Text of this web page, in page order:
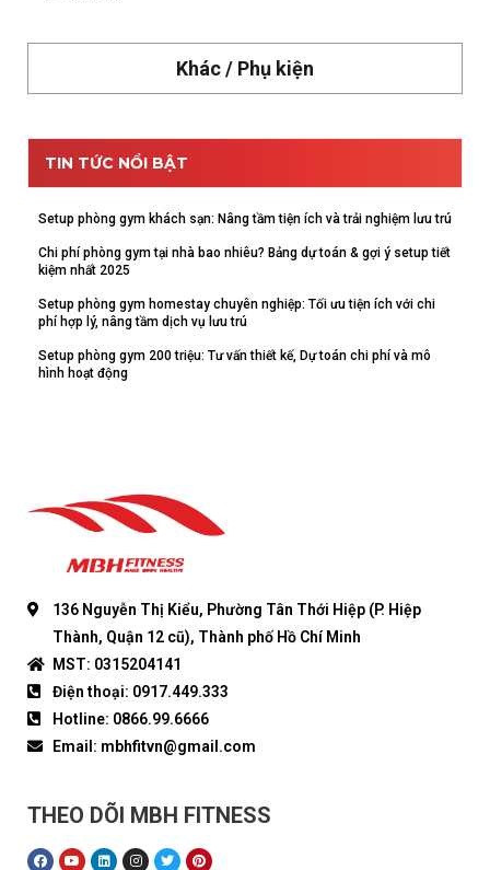
Khác / Phụ kiện
TIN TỨC NỔI BẬT
Setup phòng gym khách sạn: Nâng tầm tiện ích và trải nghiệm lưu trú
Chi phí phòng gym tại nhà bao nhiêu? Bảng dự toán & gợi ý setup tiết
kiệm nhất 2025
Setup phòng gym homestay chuyên nghiệp: Tối ưu tiện ích với chi
phí hợp lý, nâng tầm dịch vụ lưu trú
Setup phòng gym 200 triệu: Tư vấn thiết kế, Dự toán chi phí và mô
hình hoạt động
136 Nguyễn Thị Kiểu, Phường Tân Thới Hiệp (P. Hiệp
Thành, Quận 12 cũ), Thành phố Hồ Chí Minh
MST: 0315204141
Điện thoại: 0917.449.333
Hotline: 0866.99.6666
Email: mbhfitvn@gmail.com
THEO DÕI MBH FITNESS